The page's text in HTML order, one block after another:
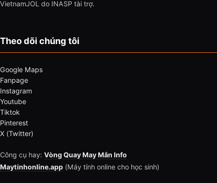
VietnamJOL do INASP tài trợ.
Theo dõi chúng tôi
Google Maps
Fanpage
Instagram
Youtube
Tiktok
Pinterest
X (Twitter)
Công cụ hay: Vòng Quay May Mắn Info
Maytinhonline.app (Máy tính online cho học sinh)